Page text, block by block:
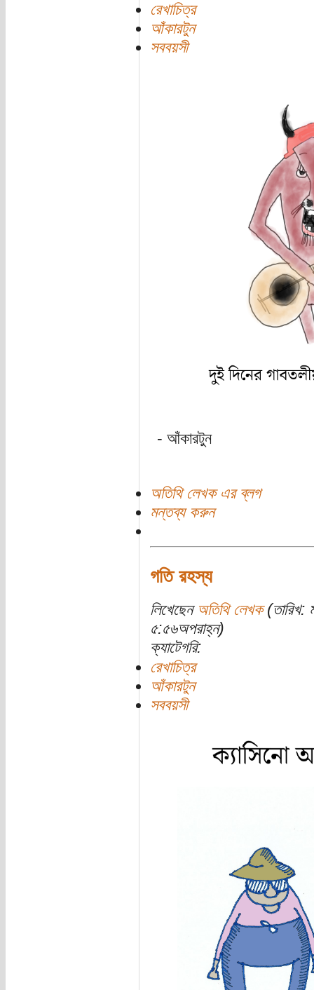
রেখাচিত্র
আঁকারটুন
সববয়সী
- আঁকারটুন
অতিথি লেখক এর ব্লগ
মন্তব্য করুন
গতি রহস্য
লিখেছেন অতিথি লেখক(তারিখ:
৫:৫৬অপরাহ্ন)
ক্যাটেগরি:
রেখাচিত্র
আঁকারটুন
সববয়সী